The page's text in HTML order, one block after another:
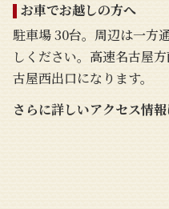
お車でお越しの方へ
駐車場 30台。周辺は一方
しください。高速名古屋
古屋西出口になります。
さらに詳しいアクセス情